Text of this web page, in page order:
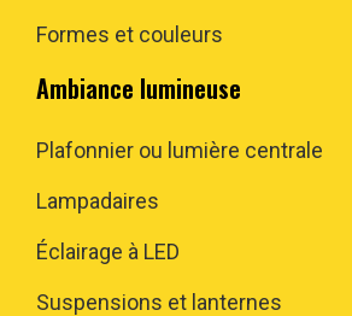
Formes et couleurs
Ambiance lumineuse
Plafonnier ou lumière centrale
Lampadaires
Éclairage à LED
Suspensions et lanternes